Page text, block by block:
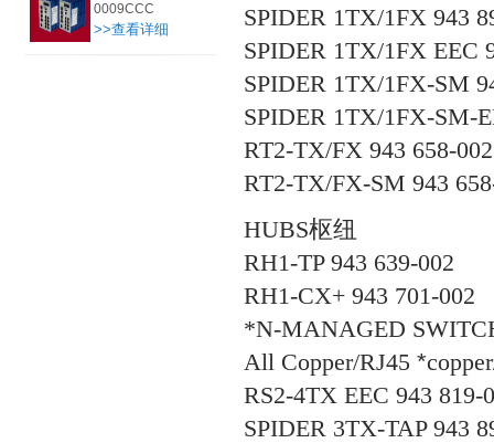
0009CCC
>>查看详细
SPIDER 1TX/1FX 943
SPIDER 1TX/1FX EEC
SPIDER 1TX/1FX-SM
SPIDER 1TX/1FX-SM-
RT2-TX/FX 943 658-002
RT2-TX/FX-SM 943
HUBS枢纽
RH1-TP 943 639-002
RH1-CX+ 943 701-002
*N-MANAGED
All Copper/RJ45 *
RS2-4TX EEC 943 819-
SPIDER 3TX-TAP 943